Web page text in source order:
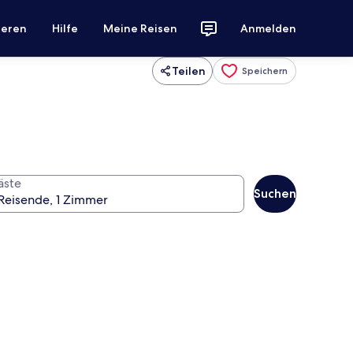
Hilfe Meine Reisen Anmelden
Teilen Speichern
Suchen